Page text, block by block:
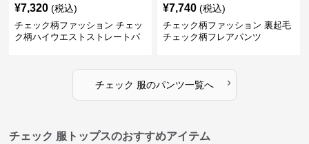
¥7,320 (税込)
チェック柄ファッション チェッ
ク柄ハイウエストストレートパ
¥7,740 (税込)
チェック柄ファッション 裏起毛
チェック柄フレアパンツ
チェック 服のパンツ一覧へ ›
チェック 服トップスのおすすめアイテム